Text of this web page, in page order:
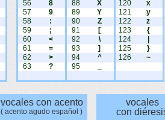
56
8
57
9
58
:
59
;
60
<
61
=
62
>
63
?
88
X
89
Y
90
Z
91
[
92
\
93
]
94
^
95
120
x
121
y
122
z
123
{
124
125
}
126
~
vocales con acento
( acento agudo español )
vocales
con